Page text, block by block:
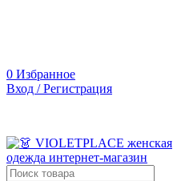
0 Избранное
Вход / Регистрация